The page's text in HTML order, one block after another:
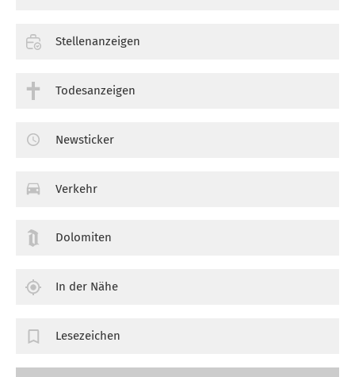
Stellenanzeigen
Todesanzeigen
Newsticker
Verkehr
Dolomiten
In der Nähe
Lesezeichen